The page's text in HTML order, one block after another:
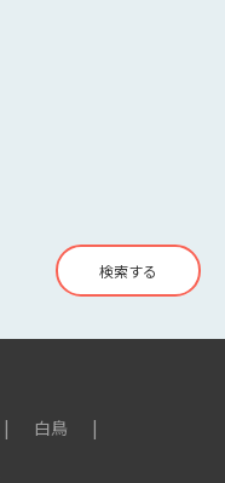
検索する
白鳥